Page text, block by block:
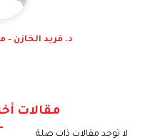
د. فريد الخازن
مقالات
لا توجد مقالات ذات صلة